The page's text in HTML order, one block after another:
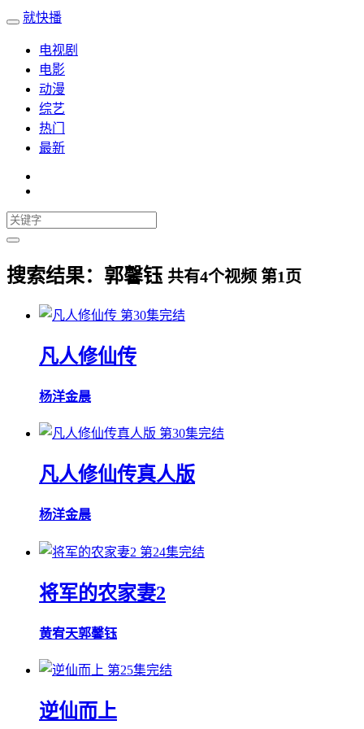
就快播
电视剧
电影
动漫
综艺
热门
最新
搜索结果： 郭馨钰 共有4个视频 第1 页
第30集完结
凡人修仙传
杨洋金晨
第30集完结
凡人修仙传真人版
杨洋金晨
第24集完结
将军的农家妻2
黄宥天郭馨钰
第25集完结
逆仙而上